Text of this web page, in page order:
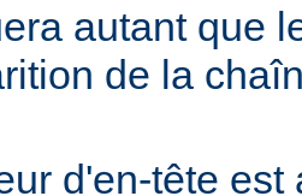
autant que
de la
d'en-tête est